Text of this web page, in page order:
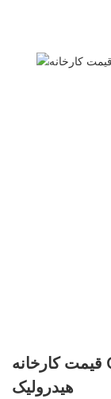
قیمت کارخانه ChangJia تولید کننده شیر برقی
هیدرولیک